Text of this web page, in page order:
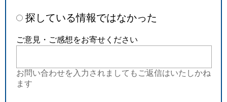
探している情報ではなかった
ご意見・ご感想をお寄せください
お問い合わせを入力されましてもご返信はいたしかね
ます